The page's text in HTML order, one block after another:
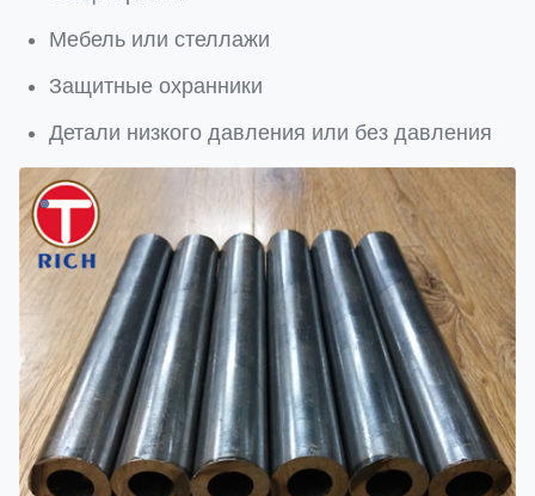
Мебель или стеллажи
Защитные охранники
Детали низкого давления или без давления